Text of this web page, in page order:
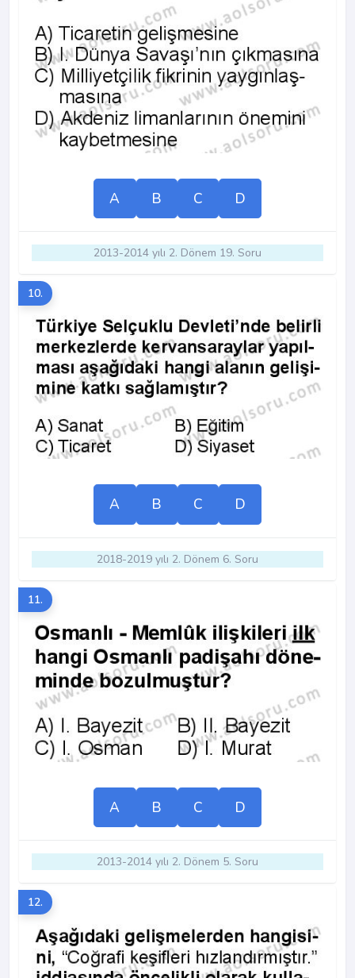
A B C D
2013-2014 yılı 2. Dönem 19. Soru
10.
A B C D
2018-2019 yılı 2. Dönem 6. Soru
11.
A B C D
2013-2014 yılı 2. Dönem 5. Soru
12.